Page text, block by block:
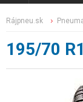
rájpneu.sk
195/70